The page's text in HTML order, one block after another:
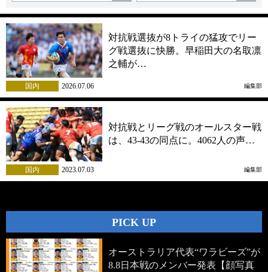
対抗戦選抜が8トライの猛攻でリー
グ戦選抜に快勝。早稲田大の名取凛
之輔が…
国内 2026.07.06 編集部
対抗戦とリーグ戦のオールスター戦
は、43-43の同点に。4062人の声…
国内 2023.07.03 編集部
PICK UP
オーストラリア代表“ワラビーズ”が
8.8日本戦のメンバー発表【顔写真